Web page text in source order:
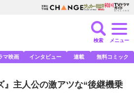
検索 メニュー
マ映画 インタビュー 連載 無料コミック
』主人公の激アツな“後継機乗